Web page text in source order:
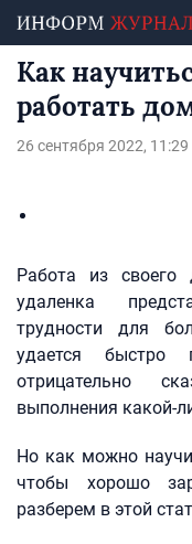
Как
работать
26 сентября 2022, 11:29
Работа из своего
удаленка
трудности для
удается быстро
отрицательно
выполнения какой-
Но как можно
чтобы хорошо
разберем в этой